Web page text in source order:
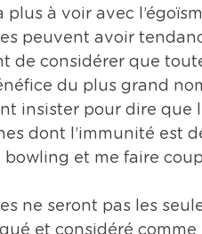
plus à voir avec
peuvent avoir
de considérer que
du plus grand
insister pour dire que
dont l’immunité est
bowling et me faire
ne seront pas les
et considéré comme